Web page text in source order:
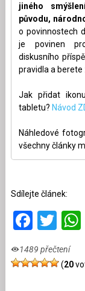
jiného
původu,
o povinnostech
je povinen
diskusního
pravidla a berete
Jak přidat
tabletu? Návod
Náhledové
všechny články
Sdílejte článek:
1489 přečtení
(20